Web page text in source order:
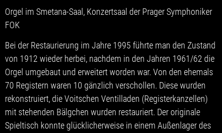
Orgel im Smetana-Saal, Konzertsaal der Prager Symphoniker
FOK
Bei der Restaurierung im Jahre 1995 führte man den Zustand
von 1912 wieder herbei, nachdem in den Jahren 1961/62 die
Orgel umgebaut und erweitert worden war. Von den ehemals
70 Registern waren 10 gänzlich verschollen. Diese wurden
rekonstruiert, die Voitschen Ventilladen (Registerkanzellen)
mit stehenden Bälgchen wurden restauriert. Der originale
Spieltisch konnte glücklicherweise in einem Außenlager des